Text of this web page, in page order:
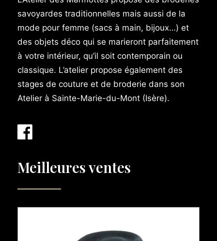
savoyardes traditionnelles mais aussi de la
mode pour femme (sacs à main, bijoux…) et
des objets déco qui se marieront parfaitement
à votre intérieur, qu’il soit contemporain ou
classique. L’atelier propose également des
stages de couture et de broderie dans son
Atelier à Sainte-Marie-du-Mont (Isère).
Meilleures ventes